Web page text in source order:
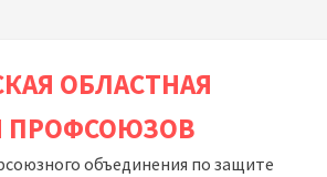
ОБЛАСТНАЯ
ПРОФСОЮЗОВ
объединения по защите